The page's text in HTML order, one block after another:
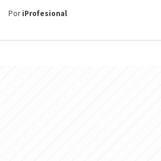
PoriProfesional